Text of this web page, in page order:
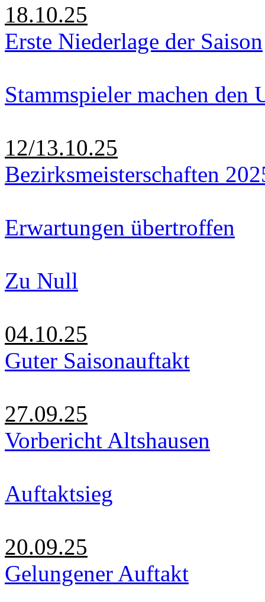
18.10.25
Erste Niederlage der Saison
Stammspieler machen den
12/13.10.25
Bezirksmeisterschaften
Erwartungen übertroffen
Zu Null
04.10.25
Guter Saisonauftakt
27.09.25
Vorbericht Altshausen
Auftaktsieg
20.09.25
Gelungener Auftakt